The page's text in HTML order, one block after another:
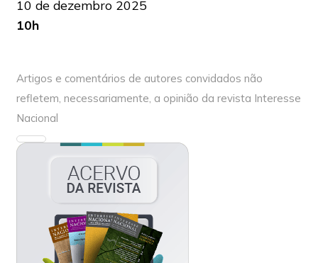
10 de dezembro 2025
10h
Artigos e comentários de autores convidados não
refletem, necessariamente, a opinião da revista Interesse
Nacional